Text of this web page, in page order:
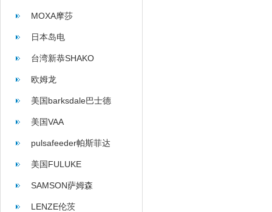
MOXA摩莎
日本岛电
台湾新恭SHAKO
欧姆龙
美国barksdale巴士德
美国VAA
pulsafeeder帕斯菲达
美国FULUKE
SAMSON萨姆森
LENZE伦茨